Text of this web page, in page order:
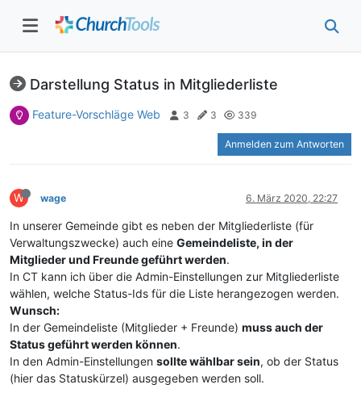
Darstellung Status in Mitgliederliste
Feature-Vorschläge Web 3 3 339
Anmelden zum Antworten
W wage 6. März 2020, 22:27
In unserer Gemeinde gibt es neben der Mitgliederliste (für
Verwaltungszwecke) auch eine Gemeindeliste, in der
Mitglieder und Freunde geführt werden.
In CT kann ich über die Admin-Einstellungen zur Mitgliederliste
wählen, welche Status-Ids für die Liste herangezogen werden.
Wunsch:
In der Gemeindeliste (Mitglieder + Freunde) muss auch der
Status geführt werden können.
In den Admin-Einstellungen sollte wählbar sein, ob der Status
(hier das Statuskürzel) ausgegeben werden soll.